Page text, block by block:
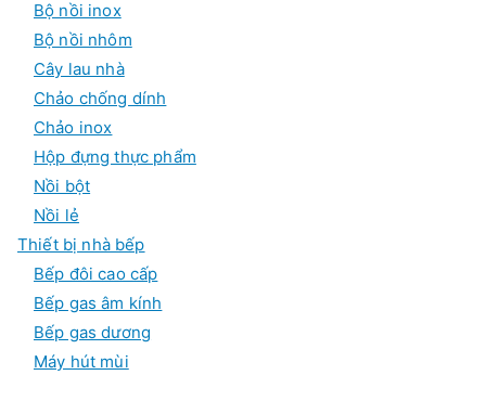
Bộ nồi inox
Bộ nồi nhôm
Cây lau nhà
Chảo chống dính
Chảo inox
Hộp đựng thực phẩm
Nồi bột
Nồi lẻ
Thiết bị nhà bếp
Bếp đôi cao cấp
Bếp gas âm kính
Bếp gas dương
Máy hút mùi